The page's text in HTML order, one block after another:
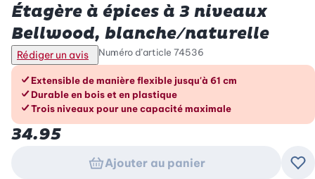
Étagère à épices à 3 niveaux
Bellwood, blanche/naturelle
Rédiger un avis Numéro d’article 74536
Les avantages en un coup d’œil
Extensible de manière flexible jusqu'à 61 cm
Durable en bois et en plastique
Trois niveaux pour une capacité maximale
34.95
Ajouter au panier